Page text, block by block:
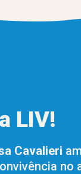
LIV!
Cavalieri
no